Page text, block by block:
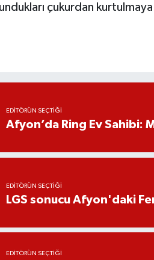
çukurdan
EDITÖRÜN SEÇTIĞI
Afyon’da Ring Ev Sahibi:
EDITÖRÜN SEÇTIĞI
LGS sonucu Afyon'daki
EDITÖRÜN SEÇTIĞI